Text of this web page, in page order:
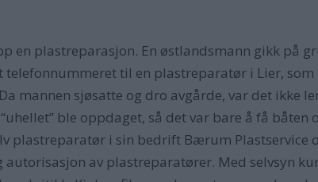
en plastreparasjon. En østlandsmann gikk på
telefonnummeret til en plastreparatør i Lier,
mannen sjøsatte og dro avgårde, var det ikke
ble oppdaget, så det var bare å få båten
plastreparatør i sin bedrift Bærum Plastservice
av plastreparatører. Med selvsyn